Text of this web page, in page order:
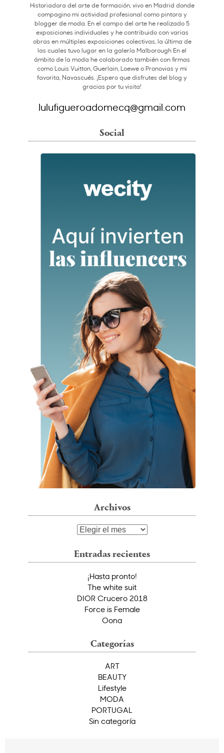
Historiadora del arte de formación, vivo en Madrid donde
compagino mi actividad profesional como pintora y
blogger de moda. En el campo del arte he realizado 5
exposiciones individuales y he contribuido con varias
obras en múltiples exposiciones colectivas, la última de
las cuales tuvo lugar en la galería Malborough En el
ámbito de la moda he colaborado también con firmas
como Louis Vuitton, Guerlain, Loewe o Pronovias y mi
favorita, Navascués. ¡Espero que disfrutes del blog y
gracias por tu visita!
lulufigueroadomecq@gmail.com
Social
Archivos
Archivos
Entradas recientes
¡Hasta pronto!
The white suit
DIOR Crucero 2018
Force is Female
Oona
Categorías
ART
BEAUTY
Lifestyle
MODA
PORTUGAL
Sin categoría